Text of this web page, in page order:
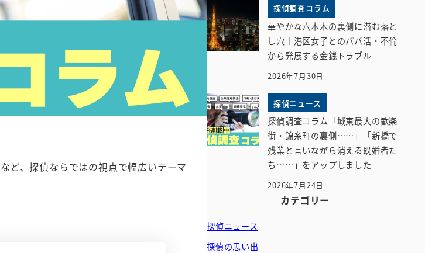
など、探偵ならではの視点で幅広いテーマ
探偵調査コラム
華やかな六本木の裏側に潜む落と
し穴｜港区女子とのパパ活・不倫
から発展する金銭トラブル
2026年7月30日
探偵ニュース
探偵調査コラム「城東最大の歓楽
街・錦糸町の裏側……」「新橋で
残業と言いながら消える既婚者た
ち……」をアップしました
2026年7月24日
カテゴリー
探偵ニュース
探偵の思い出